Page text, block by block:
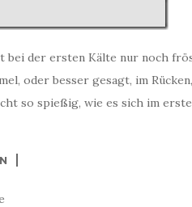
bei der ersten Kälte nur noch
oder besser gesagt, im
so spießig, wie es sich im